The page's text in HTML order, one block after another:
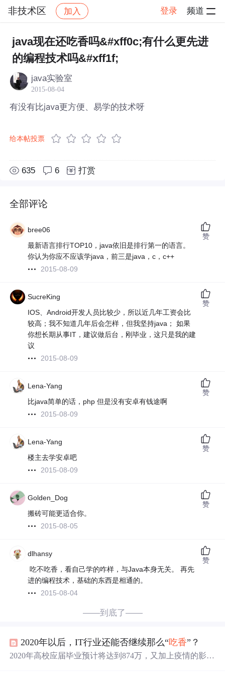
非技术区 加入 登录 频道
社区 非技术区 帖子详情
java现在还吃香吗&#xff0c;有什么更先进
的编程技术吗&#xff1f;
java实验室
2015-08-04
有没有比java更方便、易学的技术呀
给本帖投票
635 6 打赏
全部评论
bree06
最新语言排行TOP10，java依旧是排行第一的语言。
你认为你应不应该学java，前三是java，c，c++
2015-08-09
赞
SucreKing
IOS、Android开发人员比较少，所以近几年工资会比
较高；我不知道几年后会怎样，但我坚持java； 如果
你想长期从事IT，建议做后台，刚毕业，这只是我的建
议
2015-08-09
赞
Lena-Yang
比java简单的话，php 但是没有安卓有钱途啊
2015-08-09
赞
Lena-Yang
楼主去学安卓吧
2015-08-09
赞
Golden_Dog
搬砖可能更适合你。
2015-08-05
赞
dlhansy
吃不吃香，看自己学的咋样，与Java本身无关。 再先
进的编程技术，基础的东西是相通的。
2015-08-04
赞
——到底了——
2020年以后，IT行业还能否继续那么“吃香”？
2020年高校应届毕业预计将达到874万，又加上疫情的影